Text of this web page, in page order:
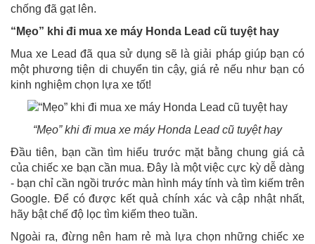
chống đã gạt lên.
“Mẹo” khi đi mua xe máy Honda Lead cũ tuyệt hay
Mua xe Lead đã qua sử dụng sẽ là giải pháp giúp bạn có
một phương tiện di chuyển tin cậy, giá rẻ nếu như bạn có
kinh nghiệm chọn lựa xe tốt!
“Mẹo” khi đi mua xe máy Honda Lead cũ tuyệt hay
Đầu tiên, bạn cần tìm hiểu trước mặt bằng chung giá cả
của chiếc xe bạn cần mua. Đây là một việc cực kỳ dễ dàng
- bạn chỉ cần ngồi trước màn hình máy tính và tìm kiếm trên
Google. Để có được kết quả chính xác và cập nhật nhất,
hãy bật chế độ lọc tìm kiếm theo tuần.
Ngoài ra, đừng nên ham rẻ mà lựa chọn những chiếc xe